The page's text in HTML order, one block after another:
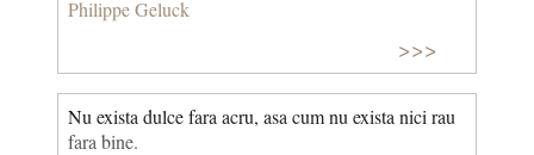
Philippe Geluck
>>>
Nu exista dulce fara acru, asa cum nu exista nici rau
fara bine.